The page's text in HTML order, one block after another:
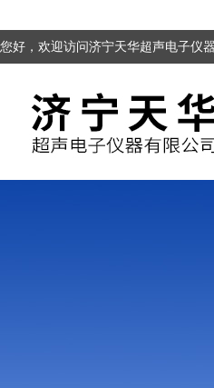
您好，欢迎访问济宁天华超声电子仪